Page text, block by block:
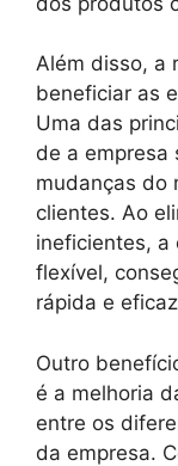
Além disso, a
beneficiar as
Uma das
de a empresa
mudanças do
clientes. Ao
ineficientes, a
flexível,
rápida e
Outro
é a melhoria
entre os
da empresa.